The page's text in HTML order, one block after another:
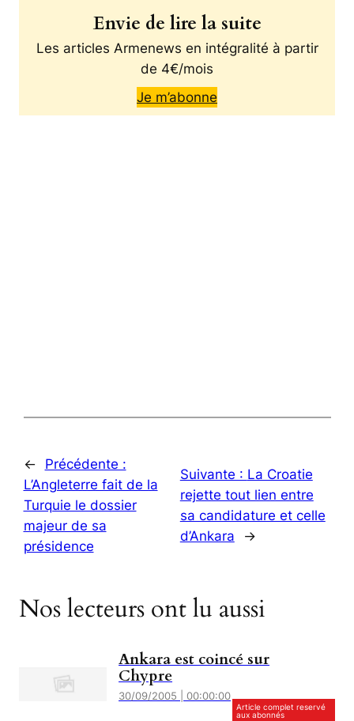
Envie de lire la suite
Les articles Armenews en intégralité à partir
de 4€/mois
Je m’abonne
←
Précédente :
L’Angleterre fait de la
Turquie le dossier
majeur de sa
présidence
Suivante : La Croatie
rejette tout lien entre
sa candidature et celle
d’Ankara
→
Nos lecteurs ont lu aussi
Ankara est coincé sur
Chypre
30/09/2005 | 00:00:00
Article complet reservé
aux abonnés